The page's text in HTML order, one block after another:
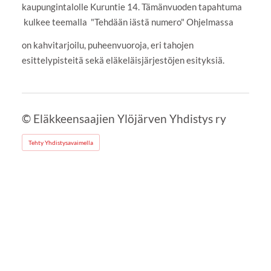
kaupungintalolle Kuruntie 14. Tämänvuoden tapahtuma
kulkee teemalla "Tehdään iästä numero" Ohjelmassa
on kahvitarjoilu, puheenvuoroja, eri tahojen
esittelypisteitä sekä eläkeläisjärjestöjen esityksiä.
© Eläkkeensaajien Ylöjärven Yhdistys ry
Tehty Yhdistysavaimella